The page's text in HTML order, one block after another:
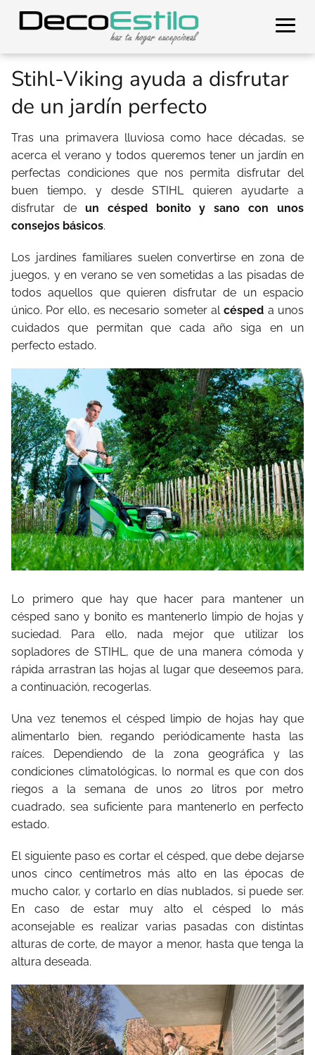
Stihl-Viking ayuda a disfrutar
de un jardín perfecto
Tras una primavera lluviosa como hace décadas, se
acerca el verano y todos queremos tener un jardín en
perfectas condiciones que nos permita disfrutar del
buen tiempo, y desde STIHL quieren ayudarte a
disfrutar deun césped bonito y sano con unos
consejos básicos.
Los jardines familiares suelen convertirse en zona de
juegos, y en verano se ven sometidas a las pisadas de
todos aquellos que quieren disfrutar de un espacio
único. Por ello, es necesario someter alcésped a unos
cuidados que permitan que cada año siga en un
perfecto estado.
Lo primero que hay que hacer para mantener un
césped sano y bonito es mantenerlo limpio de hojas y
suciedad. Para ello, nada mejor que utilizar los
sopladores de STIHL, que de una manera cómoda y
rápida arrastran las hojas al lugar que deseemos para,
a continuación, recogerlas.
Una vez tenemos el césped limpio de hojas hay que
alimentarlo bien, regando periódicamente hasta las
raíces. Dependiendo de la zona geográfica y las
condiciones climatológicas, lo normal es que con dos
riegos a la semana de unos 20 litros por metro
cuadrado, sea suficiente para mantenerlo en perfecto
estado.
El siguiente paso es cortar el césped, que debe dejarse
unos cinco centímetros más alto en las épocas de
mucho calor, y cortarlo en días nublados, si puede ser.
En caso de estar muy alto el césped lo más
aconsejable es realizar varias pasadas con distintas
alturas de corte, de mayor a menor, hasta que tenga la
altura deseada.